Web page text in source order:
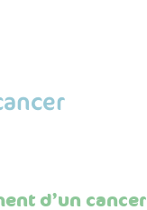
d’un cancer